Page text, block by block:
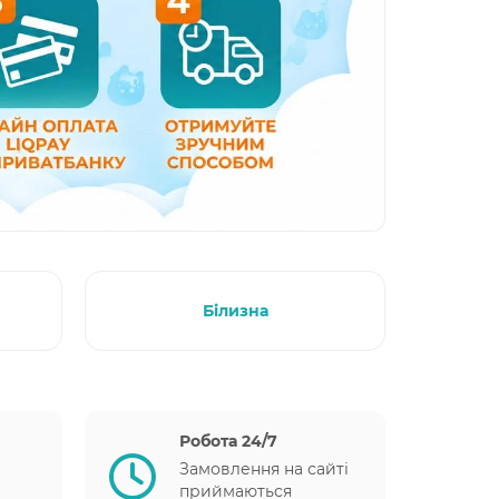
Білизна
Робота 24/7
Замовлення на сайті
приймаються